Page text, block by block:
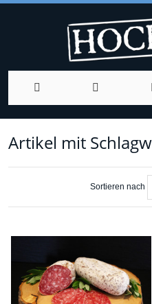
Artikel mit
Sortieren nach